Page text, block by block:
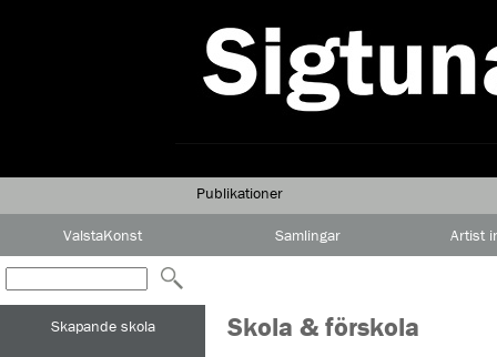
Publikationer
ValstaKonst Samlingar Artist
Skapande skola Skola & förskola